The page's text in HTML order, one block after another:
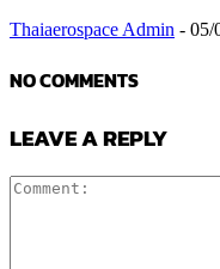
Thaiaerospace Admin - 05/
NO COMMENTS
LEAVE A REPLY